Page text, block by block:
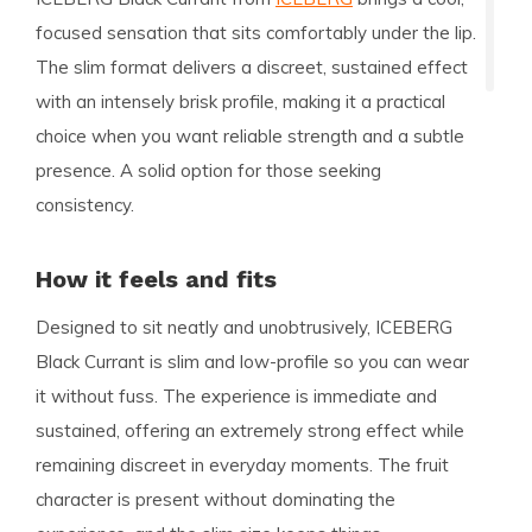
focused sensation that sits comfortably under the lip.
The slim format delivers a discreet, sustained effect
with an intensely brisk profile, making it a practical
choice when you want reliable strength and a subtle
presence. A solid option for those seeking
consistency.
How it feels and fits
Designed to sit neatly and unobtrusively, ICEBERG
Black Currant is slim and low-profile so you can wear
it without fuss. The experience is immediate and
sustained, offering an extremely strong effect while
remaining discreet in everyday moments. The fruit
character is present without dominating the